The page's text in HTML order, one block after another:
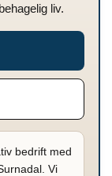
liv.
bedrift med
Vi